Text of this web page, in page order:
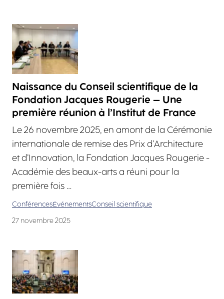
Naissance du Conseil scientifique de la
Fondation Jacques Rougerie – Une
première réunion à l’Institut de France
Le 26 novembre 2025, en amont de la Cérémonie
internationale de remise des Prix d’Architecture
et d’Innovation, la Fondation Jacques Rougerie -
Académie des beaux-arts a réuni pour la
première fois …
ConférencesÉvénementsConseil scientifique
27 novembre 2025